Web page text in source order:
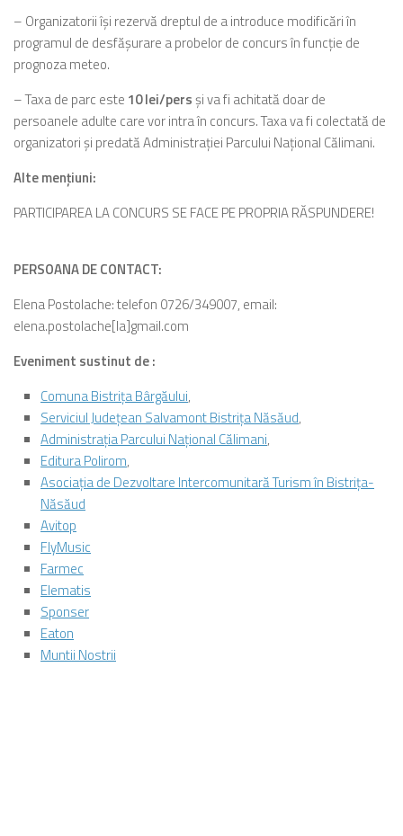
– Organizatorii îşi rezervă dreptul de a introduce modificări în
programul de desfăşurare a probelor de concurs în funcţie de
prognoza meteo.
– Taxa de parc este 10 lei/persşi va fi achitată doar de
persoanele adulte care vor intra în concurs. Taxa va fi colectată de
organizatori şi predată Administraţiei Parcului Naţional Călimani.
Alte menţiuni:
PARTICIPAREA LA CONCURS SE FACE PE PROPRIA RĂSPUNDERE!
PERSOANA DE CONTACT:
Elena Postolache: telefon 0726/349007, email:
elena.postolache[la]gmail.com
Eveniment sustinut de :
Comuna Bistriţa Bârgăului,
Serviciul Judeţean Salvamont Bistriţa Năsăud,
Administraţia Parcului Naţional Călimani,
Editura Polirom,
Asociația de Dezvoltare Intercomunitară Turism în Bistrița-
Năsăud
Avitop
FlyMusic
Farmec
Elematis
Sponser
Eaton
Muntii Nostrii